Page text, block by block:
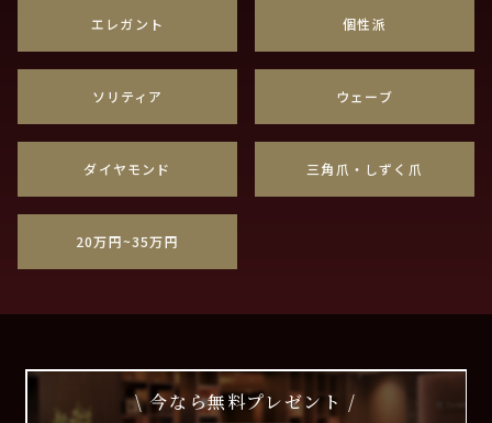
エレガント 個性派
ソリティア ウェーブ
ダイヤモンド 三角爪・しずく爪
20万円~35万円
\ 今なら無料プレゼント /